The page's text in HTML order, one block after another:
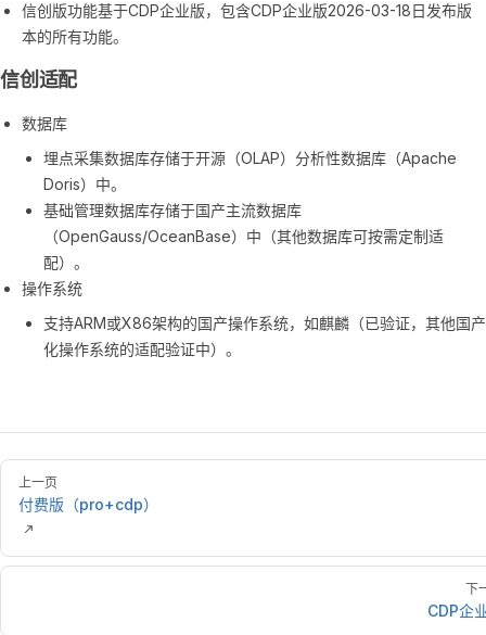
信创版功能基于CDP企业版，包含CDP企业版2026-03-18日发布版
本的所有功能。
信创适配
数据库
埋点采集数据库存储于开源（OLAP）分析性数据库（Apache
Doris）中。
基础管理数据库存储于国产主流数据库
（OpenGauss/OceanBase）中（其他数据库可按需定制适
配）。
操作系统
支持ARM或X86架构的国产操作系统，如麒麟（已验证，其他国产
化操作系统的适配验证中）。
上一页
付费版（pro+cdp）
下
CDP企